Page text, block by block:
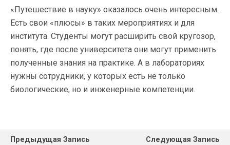
«Путешествие в науку» оказалось очень интересным.
Есть свои «плюсы» в таких мероприятиях и для
института. Студенты могут расширить свой кругозор,
понять, где после университета они могут применить
полученные знания на практике. А в лабораториях
нужны сотрудники, у которых есть не только
биологические, но и инженерные компетенции.
Предыдущая Запись
Следующая Запись